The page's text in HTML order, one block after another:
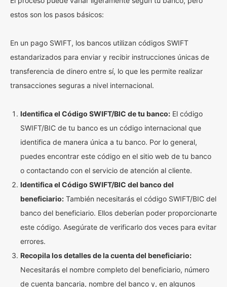
estos son los pasos básicos:
En un pago SWIFT, los bancos utilizan códigos SWIFT
estandarizados para enviar y recibir instrucciones únicas de
transferencia de dinero entre sí, lo que les permite realizar
transacciones seguras a nivel internacional.
Identifica el Código SWIFT/BIC de tu banco: El código
SWIFT/BIC de tu banco es un código internacional que
identifica de manera única a tu banco. Por lo general,
puedes encontrar este código en el sitio web de tu banco
o contactando con el servicio de atención al cliente.
Identifica el Código SWIFT/BIC del banco del
beneficiario: También necesitarás el código SWIFT/BIC del
banco del beneficiario. Ellos deberían poder proporcionarte
este código. Asegúrate de verificarlo dos veces para evitar
errores.
Recopila los detalles de la cuenta del beneficiario:
Necesitarás el nombre completo del beneficiario, número
de cuenta bancaria, nombre del banco y, en algunos